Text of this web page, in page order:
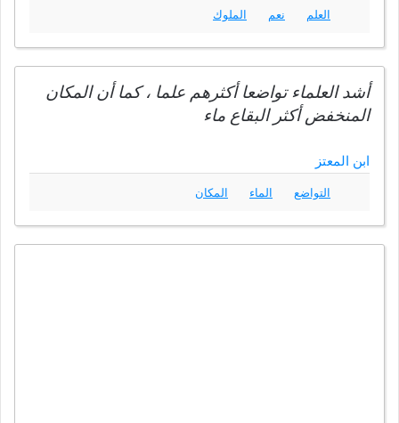
العلم نعم الملوك
أشد العلماء تواضعا أكثرهم علما ، كما أن المكان
المنخفض أكثر البقاع ماء
ابن المعتز
التواضع الماء المكان